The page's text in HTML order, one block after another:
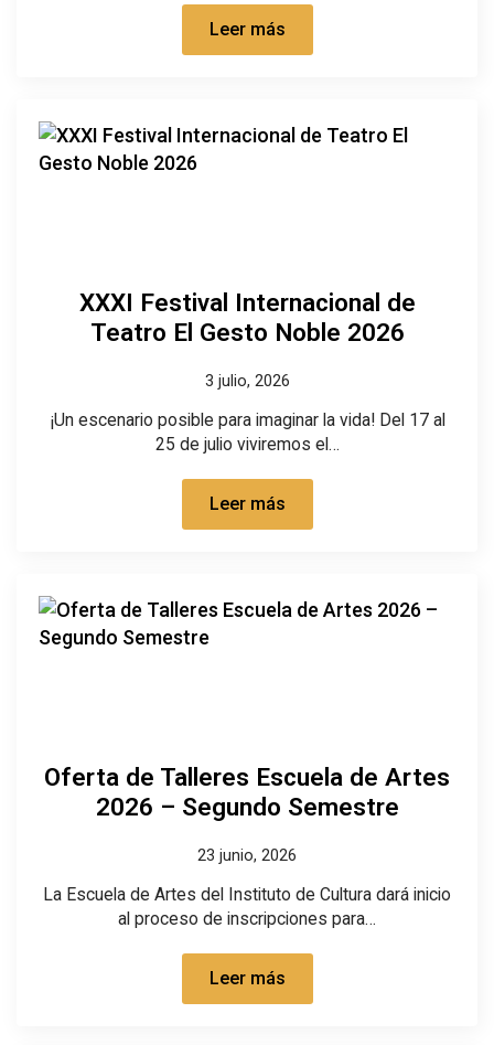
Leer más
XXXI Festival Internacional de
Teatro El Gesto Noble 2026
3 julio, 2026
¡Un escenario posible para imaginar la vida! Del 17 al
25 de julio viviremos el…
Leer más
Oferta de Talleres Escuela de Artes
2026 – Segundo Semestre
23 junio, 2026
La Escuela de Artes del Instituto de Cultura dará inicio
al proceso de inscripciones para…
Leer más